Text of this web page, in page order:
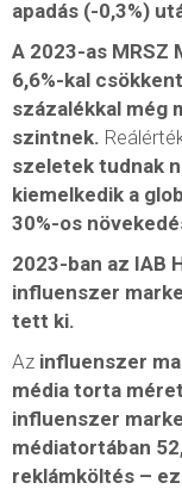
apadás (-0,3%)
A 2023-as
6,6%-kal
százalékkal még
szintnek.
szeletek tudnak
kiemelkedik a
30%-os
2023-ban az IAB
influenszer
tett ki.
Az influenszer
média torta
influenszer
médiatortában
reklámköltés –